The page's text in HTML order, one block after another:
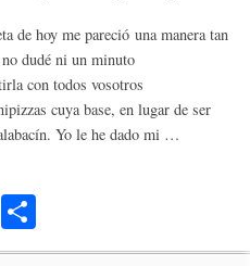
de hoy me pareció una manera tan
dudé ni un minuto
con todos vosotros
cuya base, en lugar de ser
Yo le he dado mi …
Pi
o